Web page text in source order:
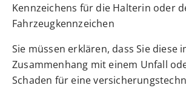
Kennzeichens für die Halterin oder
Fahrzeugkennzeichen
Sie müssen erklären, dass Sie diese
Zusammenhang mit einem Unfall
Schaden für eine